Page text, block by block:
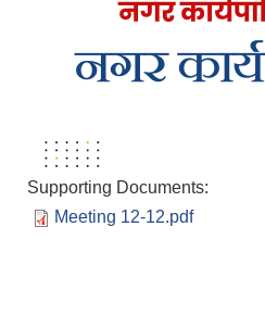
Supporting Documents:
Meeting 12-12.pdf